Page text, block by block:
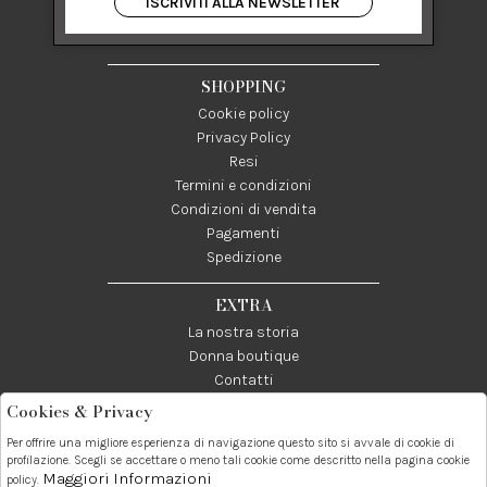
84122 Salerno Italia
P IVA 03024950655
SHOPPING
Cookie policy
Privacy Policy
Resi
Termini e condizioni
Condizioni di vendita
Pagamenti
Spedizione
EXTRA
La nostra storia
Donna boutique
Contatti
Telefono:
089237858
Whatsapp:
3338855601
Contatti:
info@donna1981.it
Cookies & Privacy
Per offrire una migliore esperienza di navigazione questo sito si avvale di cookie di
profilazione. Scegli se accettare o meno tali cookie come descritto nella pagina cookie
policy. Maggiori Informazioni